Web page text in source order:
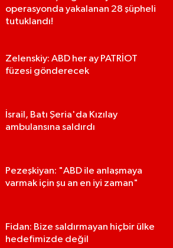
operasyonda yakalanan 28 şüpheli
tutuklandı!
Zelenskiy: ABD her ay PATRİOT
füzesi gönderecek
İsrail, Batı Şeria'da Kızılay
ambulansına saldırdı
Pezeşkiyan: "ABD ile anlaşmaya
varmak için şu an en iyi zaman"
Fidan: Bize saldırmayan hiçbir ülke
hedefimizde değil